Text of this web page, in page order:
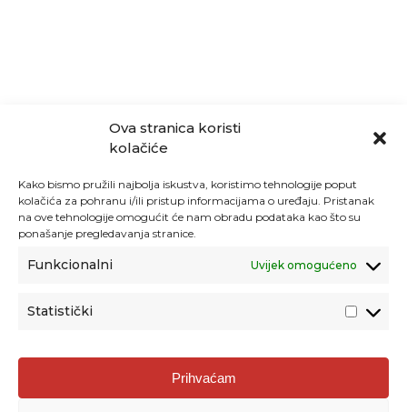
Ova stranica koristi
kolačiće
Kako bismo pružili najbolja iskustva, koristimo tehnologije poput
kolačića za pohranu i/ili pristup informacijama o uređaju. Pristanak
na ove tehnologije omogućit će nam obradu podataka kao što su
ponašanje pregledavanja stranice.
Funkcionalni Uvijek omogućeno
Statistički
Prihvaćam
Agencija za odgoj i obrazovanje
Donje Svetice 38, 10000 Zagreb